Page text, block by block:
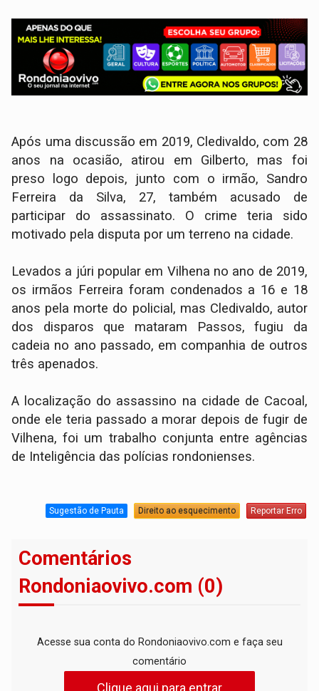
Após uma discussão em 2019, Cledivaldo, com 28
anos na ocasião, atirou em Gilberto, mas foi
preso logo depois, junto com o irmão, Sandro
Ferreira da Silva, 27, também acusado de
participar do assassinato. O crime teria sido
motivado pela disputa por um terreno na cidade.
Levados a júri popular em Vilhena no ano de 2019,
os irmãos Ferreira foram condenados a 16 e 18
anos pela morte do policial, mas Cledivaldo, autor
dos disparos que mataram Passos, fugiu da
cadeia no ano passado, em companhia de outros
três apenados.
A localização do assassino na cidade de Cacoal,
onde ele teria passado a morar depois de fugir de
Vilhena, foi um trabalho conjunta entre agências
de Inteligência das polícias rondonienses.
Sugestão de Pauta Direito ao esquecimento Reportar Erro
Comentários
Rondoniaovivo.com (0)
Acesse sua conta do Rondoniaovivo.com e faça seu
comentário
Clique aqui para entrar